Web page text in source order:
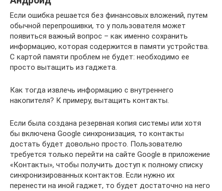
Если ошибка решается без финансовых вложений, путем
обычной перепрошивки, то у пользователя может
появиться важный вопрос – как именно сохранить
информацию, которая содержится в памяти устройства.
С картой памяти проблем не будет: необходимо ее
просто вытащить из гаджета.
Как тогда извлечь информацию с внутреннего
накопителя? К примеру, вытащить контакты.
Если была создана резервная копия системы или хотя
бы включена Google синхронизация, то контакты
достать будет довольно просто. Пользователю
требуется только перейти на сайте Google в приложение
«Контакты», чтобы получить доступ к полному списку
синхронизированных контактов. Если нужно их
перенести на иной гаджет, то будет достаточно на него